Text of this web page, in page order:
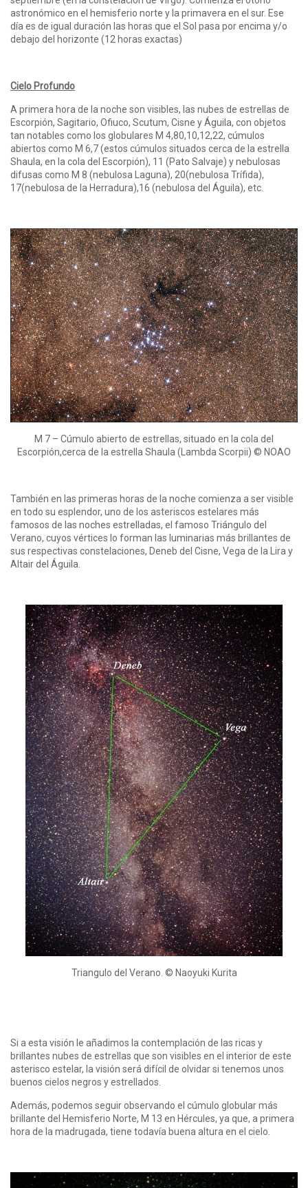
astronómico en el hemisferio norte y la primavera en el sur. Ese
día es de igual duración las horas que el Sol pasa por encima y/o
debajo del horizonte (12 horas exactas)
Cielo Profundo
A primera hora de la noche son visibles, las nubes de estrellas de
Escorpión, Sagitario, Ofiuco, Scutum, Cisne y Águila, con objetos
tan notables como los globulares M 4,80,10,12,22, cúmulos
abiertos como M 6,7 (estos cúmulos situados cerca de la estrella
Shaula, en la cola del Escorpión), 11 (Pato Salvaje) y nebulosas
difusas como M 8 (nebulosa Laguna), 20(nebulosa Trífida),
17(nebulosa de la Herradura),16 (nebulosa del Águila), etc.
M 7 – Cúmulo abierto de estrellas, situado en la cola del
Escorpión,cerca de la estrella Shaula (Lambda Scorpii) © NOAO
También en las primeras horas de la noche comienza a ser visible
en todo su esplendor, uno de los asteriscos estelares más
famosos de las noches estrelladas, el famoso Triángulo del
Verano, cuyos vértices lo forman las luminarias más brillantes de
sus respectivas constelaciones, Deneb del Cisne, Vega de la Lira y
Altair del Águila.
Triangulo del Verano. © Naoyuki Kurita
Si a esta visión le añadimos la contemplación de las ricas y
brillantes nubes de estrellas que son visibles en el interior de este
asterisco estelar, la visión será difícil de olvidar si tenemos unos
buenos cielos negros y estrellados.
Además, podemos seguir observando el cúmulo globular más
brillante del Hemisferio Norte, M 13 en Hércules, ya que, a primera
hora de la madrugada, tiene todavía buena altura en el cielo.